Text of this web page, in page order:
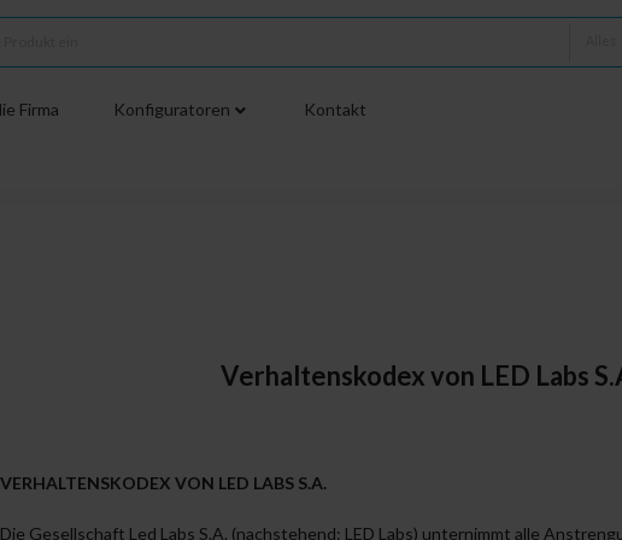
Firma Konfiguratoren Kontakt
Verhaltenskodex von LED Labs
VERHALTENSKODEX VON LED LABS S.A.
Die Gesellschaft Led Labs S.A. (nachstehend: LED Labs) unternimmt alle